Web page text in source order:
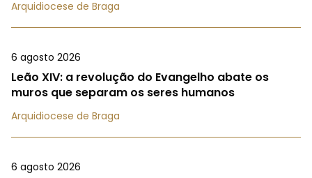
Arquidiocese de Braga
6 agosto 2026
Leão XIV: a revolução do Evangelho abate os
muros que separam os seres humanos
Arquidiocese de Braga
6 agosto 2026